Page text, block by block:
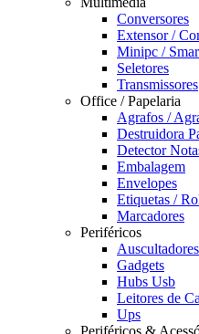
Conversores
Extensor /
Minipc /
Seletores
Transmissores
Office / Papelaria
Agrafos /
Destruidora
Detector
Embalagem
Envelopes
Etiquetas /
Marcadores
Periféricos
Gadgets
Hubs Usb
Leitores de
Ups
Periféricos &